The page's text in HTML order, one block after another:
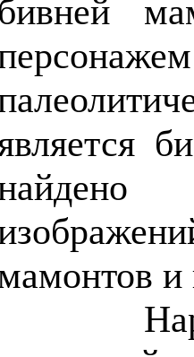
бивней
и